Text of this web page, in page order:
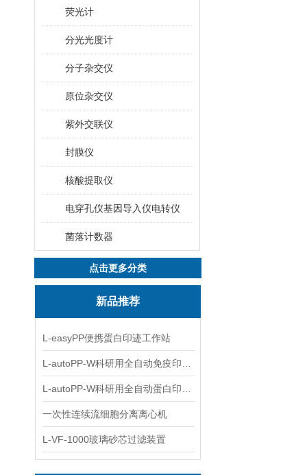
荧光计
分光光度计
分子杂交仪
原位杂交仪
紫外交联仪
封膜仪
核酸提取仪
电穿孔仪基因导入仪电转仪
菌落计数器
点击更多分类
新品推荐
L-easyPP便携蛋白印迹工作站
一次性连续流细胞分离离心机
L-VF-1000玻璃砂芯过滤装置